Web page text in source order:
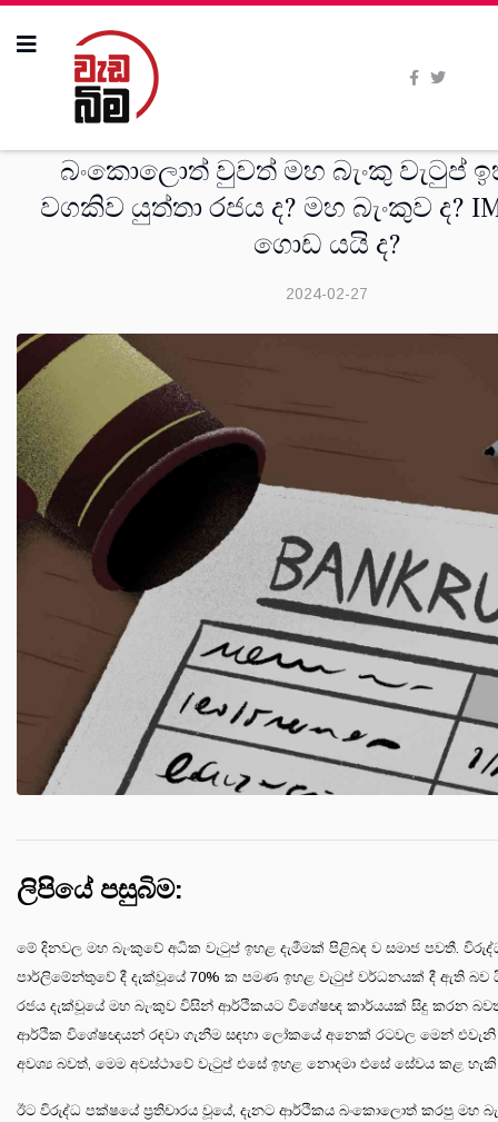
බංකොලොත් වුවත් මහ බැංකු වැටුප්
වගකිව යුත්තා රජය ද? මහ බැංකුව ද?
ගොඩ යයි ද?
2024-02-27
ලිපියේ පසුබිම:
මේ දිනවල මහ බැංකුවේ අධික වැටුප් ඉහළ දැමීමක් පිළිබඳ ව සමාජ පවතී.
පාර්ලිමේන්තුවේ දී දැක්වූයේ 70% ක පමණ ඉහළ වැටුප් වර්ධනයක් දී ඇති බව
රජය දැක්වූයේ මහ බැංකුව විසින් ආර්ථිකයට විශේෂඥ කාර්යයක් සිදු කරන
ආර්ථික විශේෂඥයන් රඳවා ගැනීම සඳහා ලෝකයේ අනෙක් රටවල මෙන්
අවශ්‍ය බවත්, මෙම අවස්ථාවේ වැටුප් එසේ ඉහළ නොදමා එසේ සේවය කළ
ඊට විරුද්ධ පක්ෂයේ ප්‍රතිචාරය වූයේ, දැනට ආර්ථිකය බංකොලොත් කරපු මහ